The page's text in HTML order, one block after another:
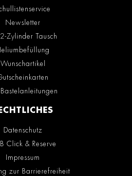
Newsletter
Zylinder Tausch
Wunschartikel
Bastelanleitungen
Datenschutz
Click & Reserve
Impressum
zur Barrierefreiheit